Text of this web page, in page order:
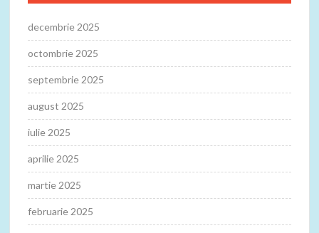
decembrie 2025
octombrie 2025
septembrie 2025
august 2025
iulie 2025
aprilie 2025
martie 2025
februarie 2025